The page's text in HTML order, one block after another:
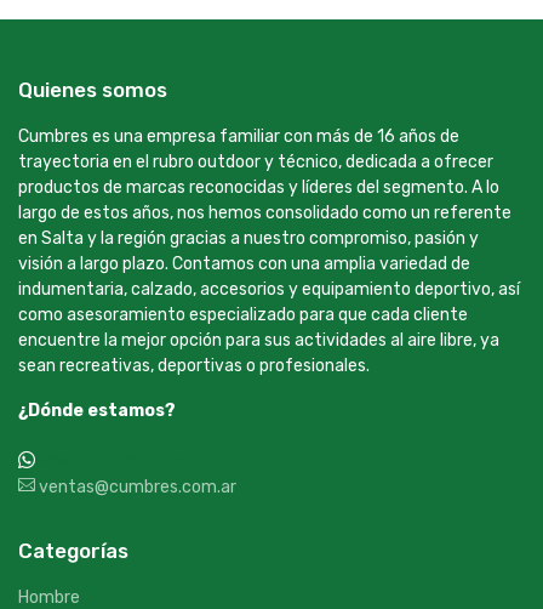
Quienes somos
Cumbres es una empresa familiar con más de 16 años de
trayectoria en el rubro outdoor y técnico, dedicada a ofrecer
productos de marcas reconocidas y líderes del segmento. A lo
largo de estos años, nos hemos consolidado como un referente
en Salta y la región gracias a nuestro compromiso, pasión y
visión a largo plazo. Contamos con una amplia variedad de
indumentaria, calzado, accesorios y equipamiento deportivo, así
como asesoramiento especializado para que cada cliente
encuentre la mejor opción para sus actividades al aire libre, ya
sean recreativas, deportivas o profesionales.
¿Dónde estamos?
ventas@cumbres.com.ar
Categorías
Hombre